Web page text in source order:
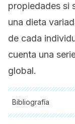
propiedades si
una dieta
de cada
cuenta una
global.
Bibliografía
Todas las fuentes